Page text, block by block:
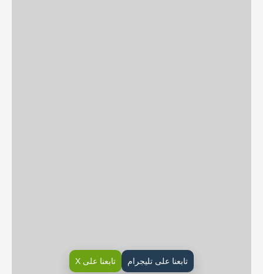
تابعنا على تليجرام تابعنا على X